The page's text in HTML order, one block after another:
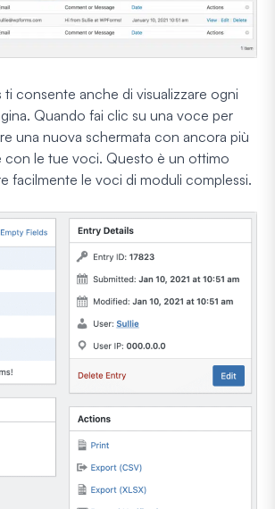
ti consente anche di visualizzare ogni
Quando fai clic su una voce per
una nuova schermata con ancora più
con le tue voci. Questo è un ottimo
facilmente le voci di moduli complessi.